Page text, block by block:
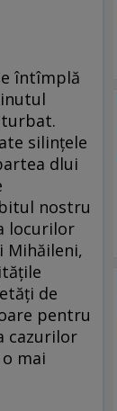
întîmplă
silinţele
dlui
nostru
locurilor
Mihăileni,
de
pentru
cazurilor
mai